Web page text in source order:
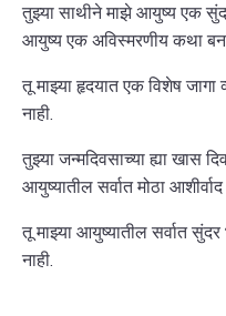
तुझ्या साथीने माझे आयुष्य एक
आयुष्य एक अविस्मरणीय कथा
तू माझ्या हृदयात एक विशेष
नाही.
तुझ्या जन्मदिवसाच्या ह्या खास
आयुष्यातील सर्वात मोठा
तू माझ्या आयुष्यातील सर्वात
नाही.